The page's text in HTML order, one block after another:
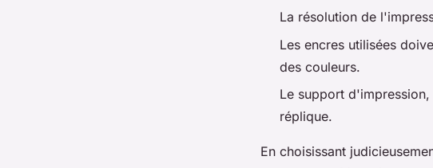
La résolution de
Les encres utilisées
des couleurs.
Le support
réplique.
En choisissant